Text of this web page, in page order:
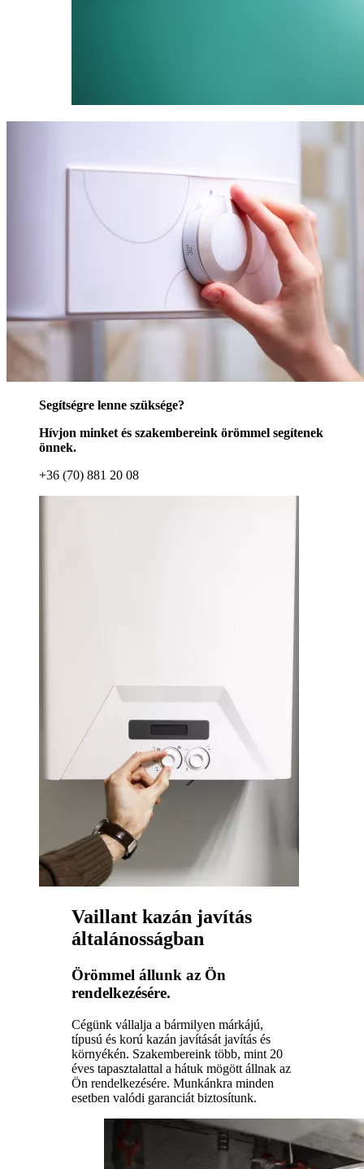
Segítségre lenne szüksége?
Hívjon minket és szakembereink örömmel segítenek
önnek.
+36 (70) 881 20 08
Vaillant kazán javítás
általánosságban
Örömmel állunk az Ön
rendelkezésére.
Cégünk vállalja a bármilyen márkájú,
típusú és korú kazán javítását javítás és
környékén. Szakembereink több, mint 20
éves tapasztalattal a hátuk mögött állnak az
Ön rendelkezésére. Munkánkra minden
esetben valódi garanciát biztosítunk.